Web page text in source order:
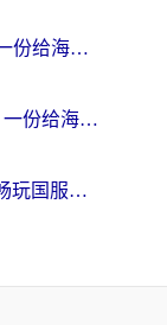
国外如何玩新笑傲江湖不卡？一份给海外游子的终极网络指南
在南非玩刀塔2用什么加速器？一份给海外游子的终极生存指南
Dive用什么加速器好？海外党畅玩国服游戏的终极避坑指南